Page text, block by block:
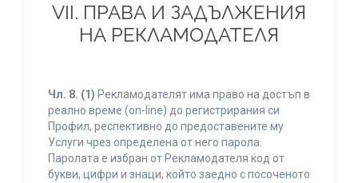
VII. ПРАВА И ЗАДЪЛЖЕНИЯ
НА РЕКЛАМОДАТЕЛЯ
Чл. 8. (1) Рекламодателят има право на достъп в
реално време (on-line) до регистрирания си
Профил, респективно до предоставените му
Услуги чрез определена от него парола.
Паролата е избран от Рекламодателя код от
букви, цифри и знаци, който заедно с посоченото